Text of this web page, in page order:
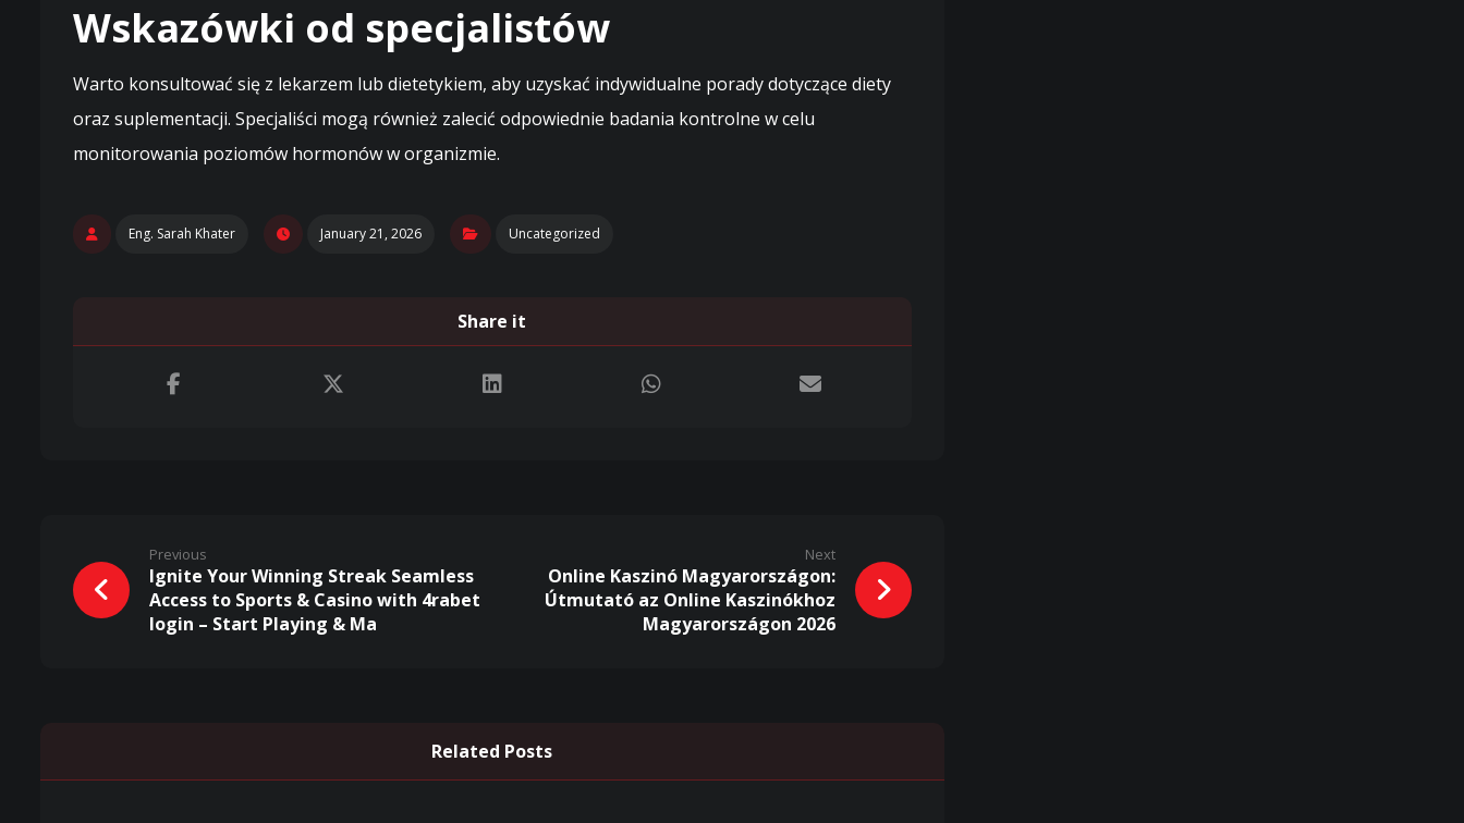
Wskazówki od specjalistów
Warto konsultować się z lekarzem lub dietetykiem, aby uzyskać indywidualne porady dotyczące diety
oraz suplementacji. Specjaliści mogą również zalecić odpowiednie badania kontrolne w celu
monitorowania poziomów hormonów w organizmie.
Eng. Sarah Khater January 21, 2026 Uncategorized
Previous
Ignite Your Winning Streak Seamless
Access to Sports & Casino with 4rabet
login – Start Playing & Ma
Next
Online Kaszinó Magyarországon:
Útmutató az Online Kaszinókhoz
Magyarországon 2026
Related Posts